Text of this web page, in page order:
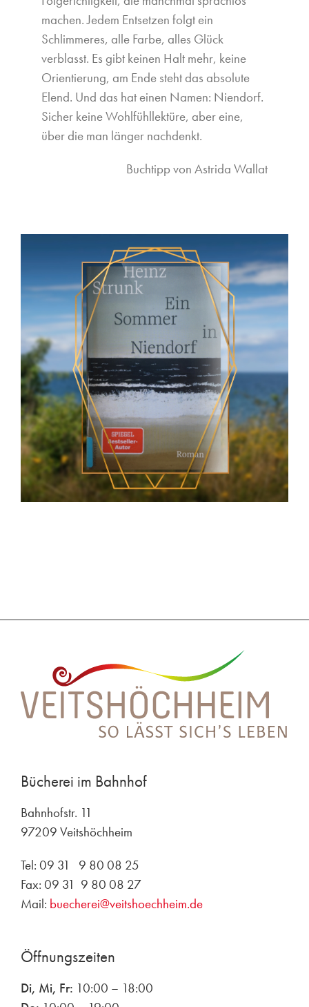
machen. Jedem Entsetzen folgt ein
Schlimmeres, alle Farbe, alles Glück
verblasst. Es gibt keinen Halt mehr, keine
Orientierung, am Ende steht das absolute
Elend. Und das hat einen Namen: Niendorf.
Sicher keine Wohlfühllektüre, aber eine,
über die man länger nachdenkt.
Buchtipp von Astrida Wallat
Bücherei im Bahnhof
Bahnhofstr. 11
97209 Veitshöchheim
Tel: 09 31 9 80 08 25
Fax: 09 31 9 80 08 27
Mail: buecherei@veitshoechheim.de
Öffnungszeiten
Di, Mi, Fr: 10:00 – 18:00